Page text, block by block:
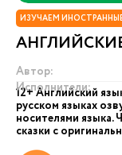
ИЗУЧАЕМ
Автор:
Исполнители:
12+ Английский
русском языках
носителями языка.
сказки с